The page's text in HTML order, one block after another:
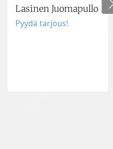
Lasinen Juomapullo
Pyydä tarjous!